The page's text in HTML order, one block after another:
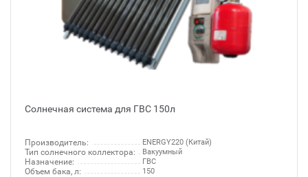
Солнечная система для ГВС 150л
Производитель: ENERGY220 (Китай)
Тип солнечного коллектора: Вакуумный
Назначение: ГВС
Объем бака, л: 150